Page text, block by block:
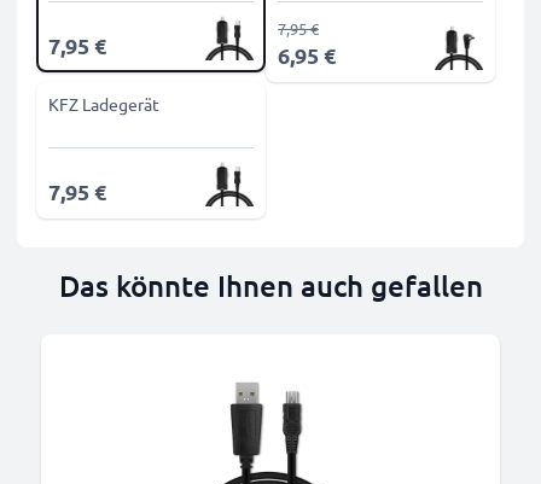
7,95 € 6,95 €
7,95 €
KFZ Ladegerät
7,95 €
Das könnte Ihnen auch gefallen